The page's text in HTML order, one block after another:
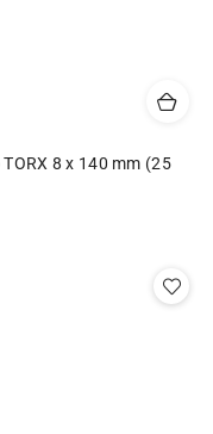
8 x 140 mm (25